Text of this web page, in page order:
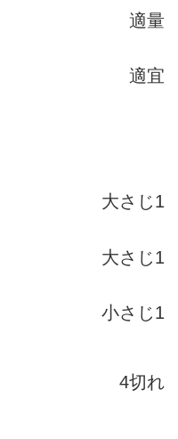
適量
適宜
大さじ1
大さじ1
小さじ1
4切れ